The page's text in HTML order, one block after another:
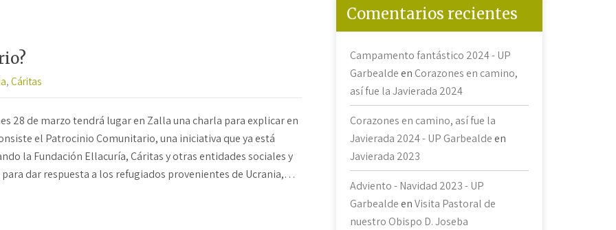
, Cáritas
28 de marzo tendrá lugar en Zalla una charla para explicar en
el Patrocinio Comunitario, una iniciativa que ya está
la Fundación Ellacuría, Cáritas y otras entidades sociales y
para dar respuesta a los refugiados provenientes de Ucrania,…
Comentarios recientes
Campamento fantástico 2024 - UP
Garbealdeen Corazones en camino,
así fue la Javierada 2024
Corazones en camino, así fue la
Javierada 2024 - UP Garbealdeen
Javierada 2023
Adviento - Navidad 2023 - UP
GarbealdeenVisita Pastoral de
nuestro Obispo D. Joseba